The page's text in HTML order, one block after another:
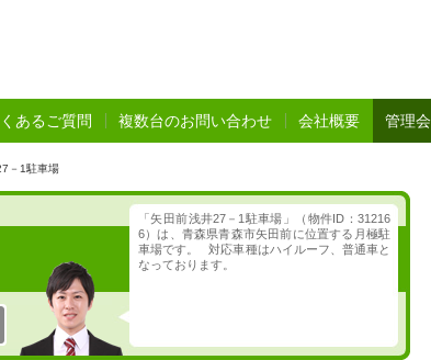
あるご質問 複数台のお問い合わせ 会社概要 管理
－1駐車場
「矢田前浅井27－1駐車場」（物件ID：31216
6）は、青森県青森市矢田前に位置する月極駐
車場です。 対応車種はハイルーフ、普通車と
なっております。